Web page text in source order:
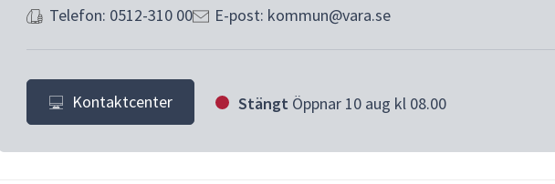
Telefon: 0512-310 00 E-post: kommun@vara.se
Kontaktcenter Stängt Öppnar 10 aug kl 08.00